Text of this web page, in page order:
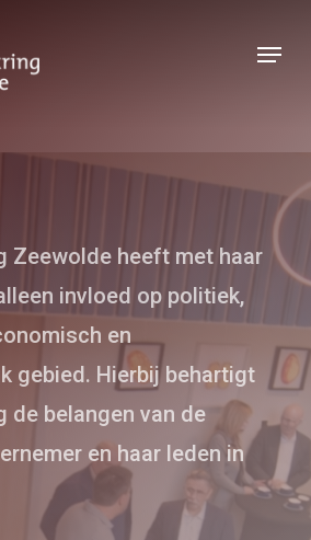
Menu
Zeewolde heeft met haar
invloed op politiek,
en
gebied. Hierbij behartigt
de belangen van de
en haar leden in